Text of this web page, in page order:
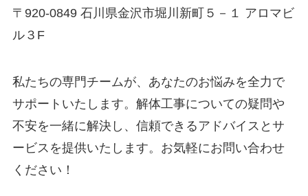
〒920-0849 石川県金沢市堀川新町５－１ アロマビ
ル３F
私たちの専門チームが、あなたのお悩みを全力で
サポートいたします。解体工事についての疑問や
不安を一緒に解決し、信頼できるアドバイスとサ
ービスを提供いたします。お気軽にお問い合わせ
ください！